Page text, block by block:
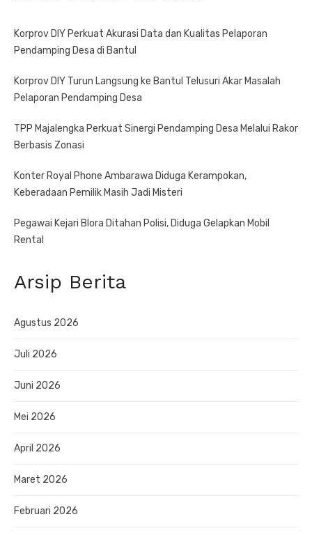
Korprov DIY Perkuat Akurasi Data dan Kualitas Pelaporan
Pendamping Desa di Bantul
Korprov DIY Turun Langsung ke Bantul Telusuri Akar Masalah
Pelaporan Pendamping Desa
TPP Majalengka Perkuat Sinergi Pendamping Desa Melalui Rakor
Berbasis Zonasi
Konter Royal Phone Ambarawa Diduga Kerampokan,
Keberadaan Pemilik Masih Jadi Misteri
Pegawai Kejari Blora Ditahan Polisi, Diduga Gelapkan Mobil
Rental
Arsip Berita
Agustus 2026
Juli 2026
Juni 2026
Mei 2026
April 2026
Maret 2026
Februari 2026